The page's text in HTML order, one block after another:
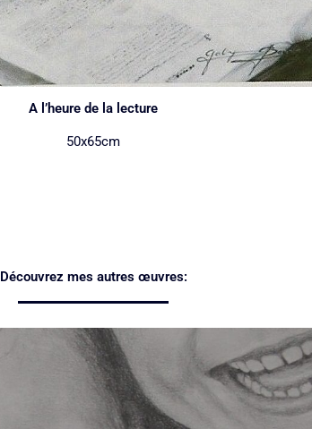
A l’heure de la lecture
50x65cm
Découvrez mes autres œuvres: